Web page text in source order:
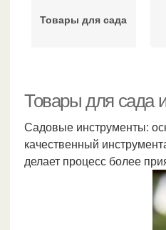
Товары для сада
Товары для сада
Садовые инструменты:
качественный
делает процесс более